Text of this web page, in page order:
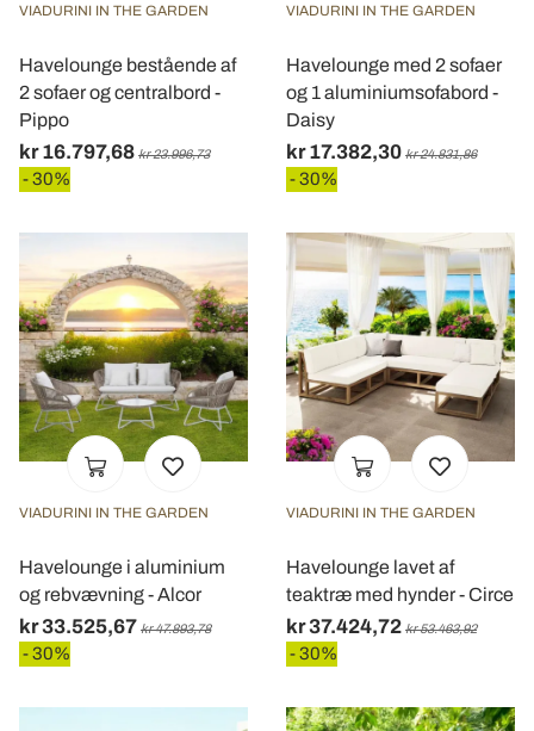
VIADURINI IN THE GARDEN
Havelounge bestående af
2 sofaer og centralbord -
Pippo
kr 16.797,68 kr 23.996,73
- 30%
VIADURINI IN THE GARDEN
Havelounge med 2 sofaer
og 1 aluminiumsofabord -
Daisy
kr 17.382,30 kr 24.831,86
- 30%
VIADURINI IN THE GARDEN
Havelounge i aluminium
og rebvævning - Alcor
kr 33.525,67 kr 47.893,78
- 30%
VIADURINI IN THE GARDEN
Havelounge lavet af
teaktræ med hynder - Circe
kr 37.424,72 kr 53.463,92
- 30%